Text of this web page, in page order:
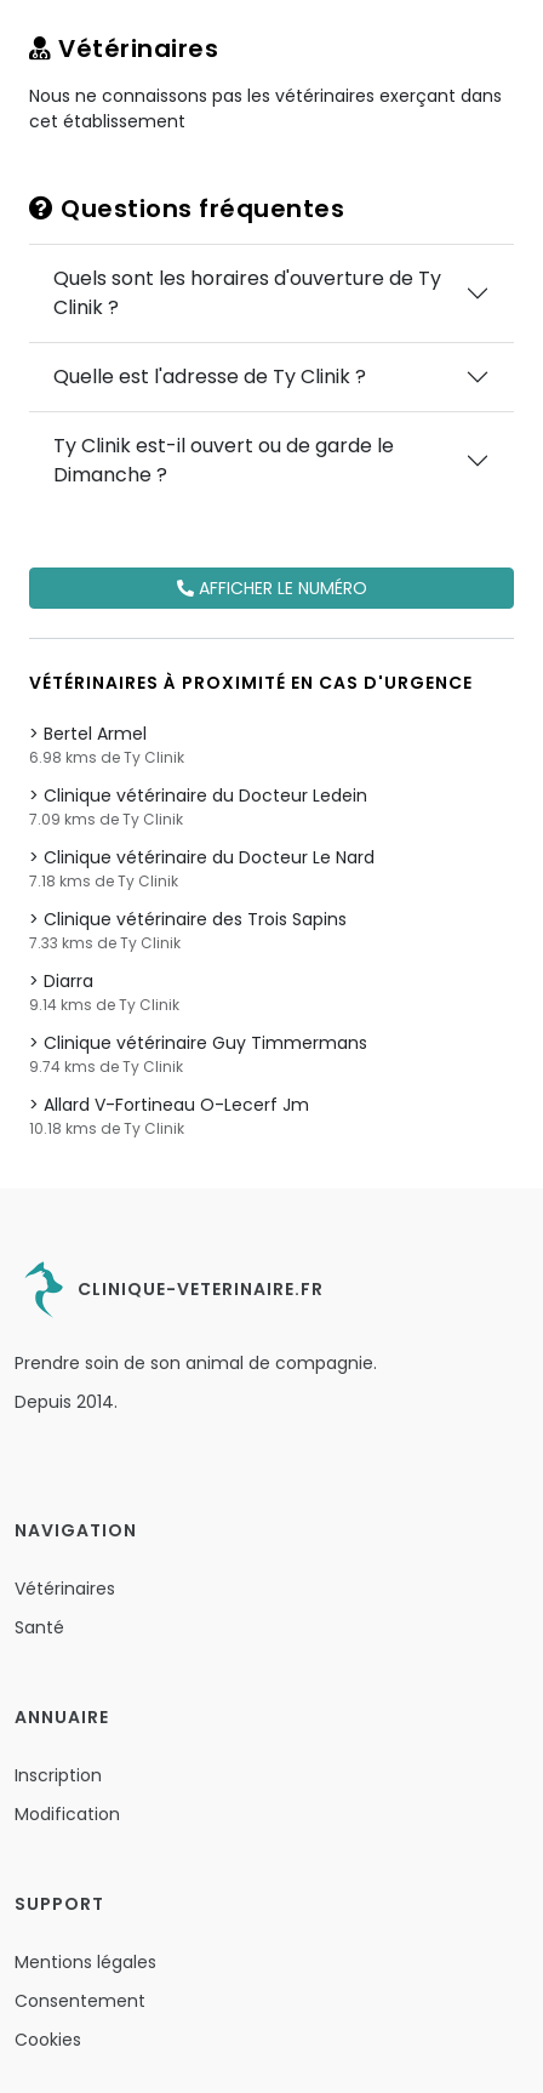
Vétérinaires
Nous ne connaissons pas les vétérinaires exerçant dans
cet établissement
Questions fréquentes
Quels sont les horaires d'ouverture de Ty
Clinik ?
Quelle est l'adresse de Ty Clinik ?
Ty Clinik est-il ouvert ou de garde le
Dimanche ?
AFFICHER LE NUMÉRO
VÉTÉRINAIRES À PROXIMITÉ EN CAS D'URGENCE
Bertel Armel
6.98 kms de Ty Clinik
Clinique vétérinaire du Docteur Ledein
7.09 kms de Ty Clinik
Clinique vétérinaire du Docteur Le Nard
7.18 kms de Ty Clinik
Clinique vétérinaire des Trois Sapins
7.33 kms de Ty Clinik
Diarra
9.14 kms de Ty Clinik
Clinique vétérinaire Guy Timmermans
9.74 kms de Ty Clinik
Allard V-Fortineau O-Lecerf Jm
10.18 kms de Ty Clinik
CLINIQUE-VETERINAIRE.FR
Prendre soin de son animal de compagnie.
Depuis 2014.
NAVIGATION
Vétérinaires
Santé
ANNUAIRE
Inscription
Modification
SUPPORT
Mentions légales
Consentement
Cookies